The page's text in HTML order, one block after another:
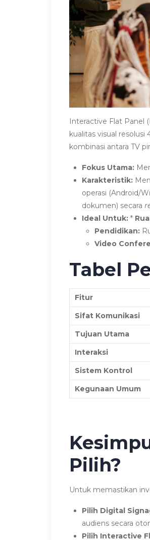
Interactive Flat Panel
kualitas visual
kombinasi antara TV
Fokus Utama:
Karakteristik:
operasi (Android/
dokumen) secara
Ideal Untuk: *
Pendidikan:
Video
Tabel
Fitur
Sifat Komunikasi
Tujuan Utama
Interaksi
Sistem Kontrol
Kegunaan Umum
Pilih?
Untuk memastikan
Pilih Digital
audiens secara
Pilih Interactive